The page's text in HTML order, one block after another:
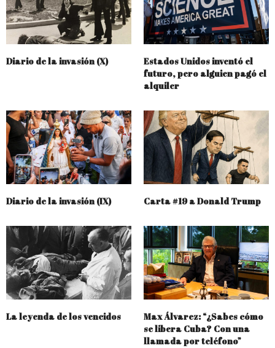
Diario de la invasión (X)
Estados Unidos inventó el
futuro, pero alguien pagó el
alquiler
Diario de la invasión (IX) Carta #19 a Donald Trump
La leyenda de los vencidos
Max Álvarez: “¿Sabes cómo
se libera Cuba? Con una
llamada por teléfono”